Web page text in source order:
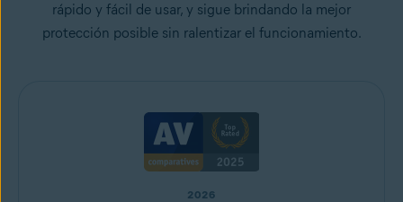
rápido y fácil de usar, y sigue brindando la mejor
protección posible sin ralentizar el funcionamiento.
2026